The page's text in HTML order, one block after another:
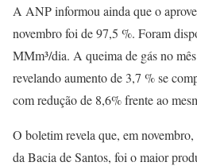
A ANP informou ainda que o
novembro foi de 97,5 %. Foram
MMm³/dia. A queima de gás no
revelando aumento de 3,7 % se
com redução de 8,6% frente ao
O boletim revela que, em
da Bacia de Santos, foi o maior